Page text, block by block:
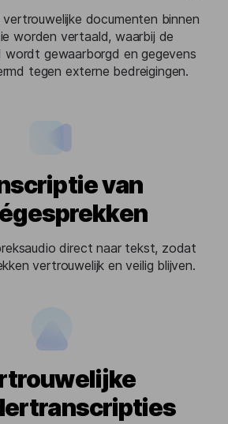
documenten binnen
worden vertaald, waarbij de
wordt gewaarborgd en gegevens
tegen externe bedreigingen.
van
direct naar tekst, zodat
vertrouwelijk en veilig blijven.